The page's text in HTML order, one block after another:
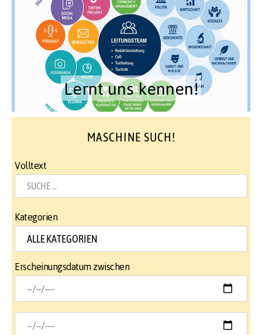
Lernt uns kennen!
MASCHINE SUCH!
Volltext
Kategorien
Erscheinungsdatum zwischen